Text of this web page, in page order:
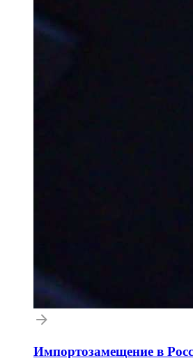
Импортозамещение в